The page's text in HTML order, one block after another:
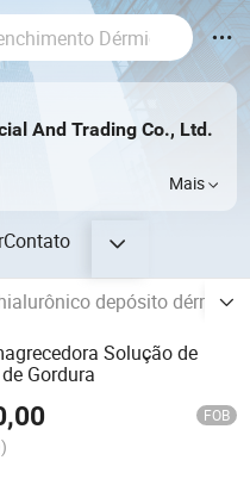
And Trading Co., Ltd.
Mais
Contato
depósito dérmico
Solução de
Gordura
FOB